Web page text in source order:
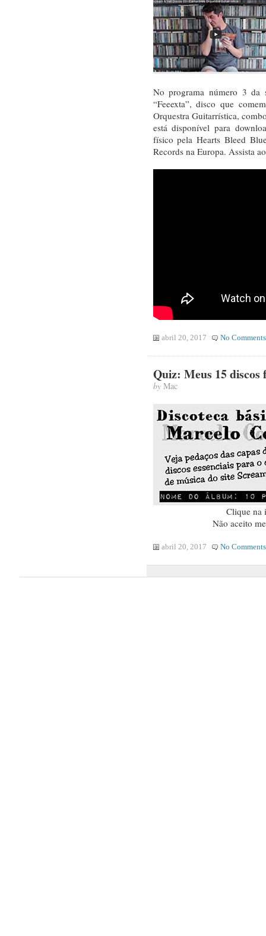
No programa número 3 da
“Feeexta”, disco que
Orquestra Guitarrística,
está disponível para
físico pela Hearts Bleed
Records na Europa. Assista
abril 20, 2017 No Comments
Quiz: Meus 15 discos
byMac
Clique na
Não aceito
abril 20, 2017 No Comments